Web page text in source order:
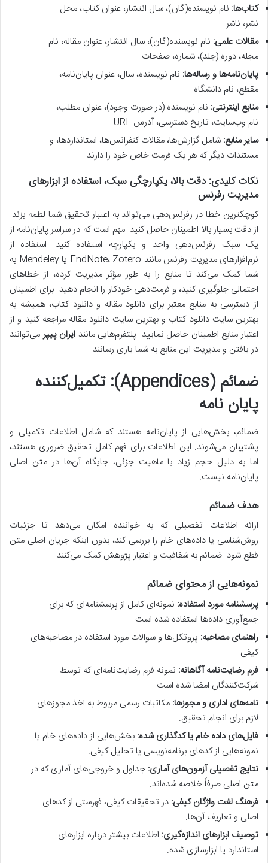
کتاب‌ها: نام نویسنده(گان)، سال انتشار، عنوان کتاب، محل
نشر، ناشر.
مقالات علمی: نام نویسنده(گان)، سال انتشار، عنوان مقاله، نام
مجله، دوره (جلد)، شماره، صفحات.
پایان‌نامه‌ها و رساله‌ها: نام نویسنده، سال، عنوان پایان‌نامه،
مقطع، نام دانشگاه.
منابع اینترنتی: نام نویسنده (در صورت وجود)، عنوان مطلب،
نام وب‌سایت، تاریخ دسترسی، آدرس URL.
سایر منابع: شامل گزارش‌ها، مقالات کنفرانس‌ها، استانداردها، و
مستندات دیگر که هر یک فرمت خاص خود را دارند.
نکات کلیدی: دقت بالا، یکپارچگی سبک، استفاده از ابزارهای
مدیریت رفرنس
کوچکترین خطا در رفرنس‌دهی می‌تواند به اعتبار تحقیق شما لطمه بزند.
از دقت بسیار بالا اطمینان حاصل کنید. مهم است که در سراسر پایان‌نامه از
یک سبک رفرنس‌دهی واحد و یکپارچه استفاده کنید. استفاده از
نرم‌افزارهای مدیریت رفرنس مانند EndNote، Zotero یا Mendeley به
شما کمک می‌کند تا منابع را به طور مؤثر مدیریت کرده، از خطاهای
احتمالی جلوگیری کنید، و فرمت‌دهی خودکار را انجام دهید. برای اطمینان
از دسترسی به منابع معتبر برای دانلود مقاله و دانلود کتاب، همیشه به
بهترین سایت دانلود کتاب و بهترین سایت دانلود مقاله مراجعه کنید و از
اعتبار منابع اطمینان حاصل نمایید. پلتفرم‌هایی مانند ایران پیپرمی‌توانند
در یافتن و مدیریت این منابع به شما یاری رسانند.
ضمائم (Appendices): تکمیل‌کننده
پایان نامه
ضمائم، بخش‌هایی از پایان‌نامه هستند که شامل اطلاعات تکمیلی و
پشتیبان می‌شوند. این اطلاعات برای فهم کامل تحقیق ضروری هستند،
اما به دلیل حجم زیاد یا ماهیت جزئی، جایگاه آن‌ها در متن اصلی
پایان‌نامه نیست.
هدف ضمائم
ارائه اطلاعات تفصیلی که به خواننده امکان می‌دهد تا جزئیات
روش‌شناسی یا داده‌های خام را بررسی کند، بدون اینکه جریان اصلی متن
قطع شود. ضمائم به شفافیت و اعتبار پژوهش کمک می‌کنند.
نمونه‌هایی از محتوای ضمائم
پرسشنامه مورد استفاده: نمونه‌ای کامل از پرسشنامه‌ای که برای
جمع‌آوری داده‌ها استفاده شده است.
راهنمای مصاحبه: پروتکل‌ها و سوالات مورد استفاده در مصاحبه‌های
کیفی.
فرم رضایت‌نامه آگاهانه: نمونه فرم رضایت‌نامه‌ای که توسط
شرکت‌کنندگان امضا شده است.
نامه‌های اداری و مجوزها: مکاتبات رسمی مربوط به اخذ مجوزهای
لازم برای انجام تحقیق.
فایل‌های داده خام یا کدگذاری شده: بخش‌هایی از داده‌های خام یا
نمونه‌هایی از کدهای برنامه‌نویسی یا تحلیل کیفی.
نتایج تفصیلی آزمون‌های آماری: جداول و خروجی‌های آماری که در
متن اصلی صرفاً خلاصه شده‌اند.
فرهنگ لغت واژگان کیفی: در تحقیقات کیفی، فهرستی از کدهای
اصلی و تعاریف آن‌ها.
توصیف ابزارهای اندازه‌گیری: اطلاعات بیشتر درباره ابزارهای
استاندارد یا ابزارسازی شده.